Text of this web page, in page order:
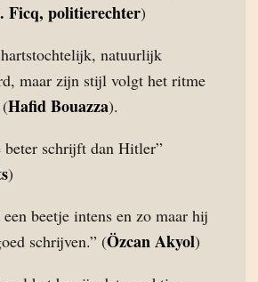
Ficq, politierechter)
natuurlijk
maar zijn stijl volgt het ritme
Hafid Bouazza).
schrijft dan Hitler”
)
beetje intens en zo maar hij
schrijven.” (Özcan Akyol)